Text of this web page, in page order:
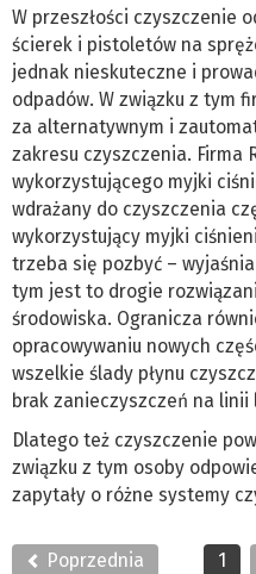
W przeszłości czyszczenie
ścierek i pistoletów na
jednak nieskuteczne i
odpadów. W związku z tym
za alternatywnym i
zakresu czyszczenia. Firma
wykorzystującego myjki
wdrażany do czyszczenia
wykorzystujący myjki
trzeba się pozbyć –
tym jest to drogie
środowiska. Ogranicza
opracowywaniu nowych
wszelkie ślady płynu
brak zanieczyszczeń na linii
Dlatego też czyszczenie
związku z tym osoby
zapytały o różne systemy
Poprzednia 1